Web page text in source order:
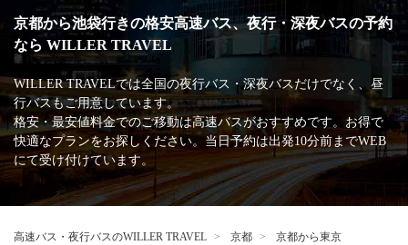
京都から池袋行きの格安高速バス、夜行・深夜バスの予約
なら WILLER TRAVEL
WILLER TRAVELでは全国の夜行バス・深夜バスだけでなく、昼
行バスもご用意しています。
格安・最安値料金でのご移動は高速バスがおすすめです。お得で
快適なプランをお探しください。当日予約は出発10分前までWEB
にて受け付けています。
高速バス・夜行バスのWILLER TRAVEL 京都
京都から東京